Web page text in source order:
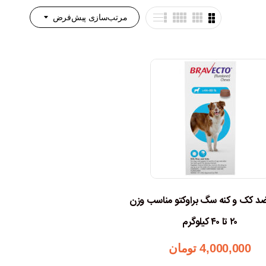
مرتب‌سازی پیش‌فرض
کک و کنه سگ براوکتو مناسب وزن
۲۰ تا ۴۰ کیلوگرم
4,000,000 تومان